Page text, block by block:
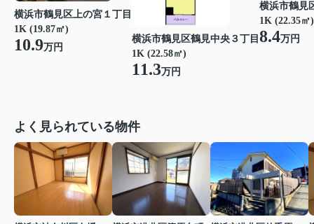
横浜市鶴見区上の宮１丁目
1K (19.87㎡)
10.9万円
横浜市鶴見区鶴見中央３丁目
1K (22.58㎡)
11.3万円
横浜市鶴見
1K (22.35㎡)
8.4万円
よく見られている物件